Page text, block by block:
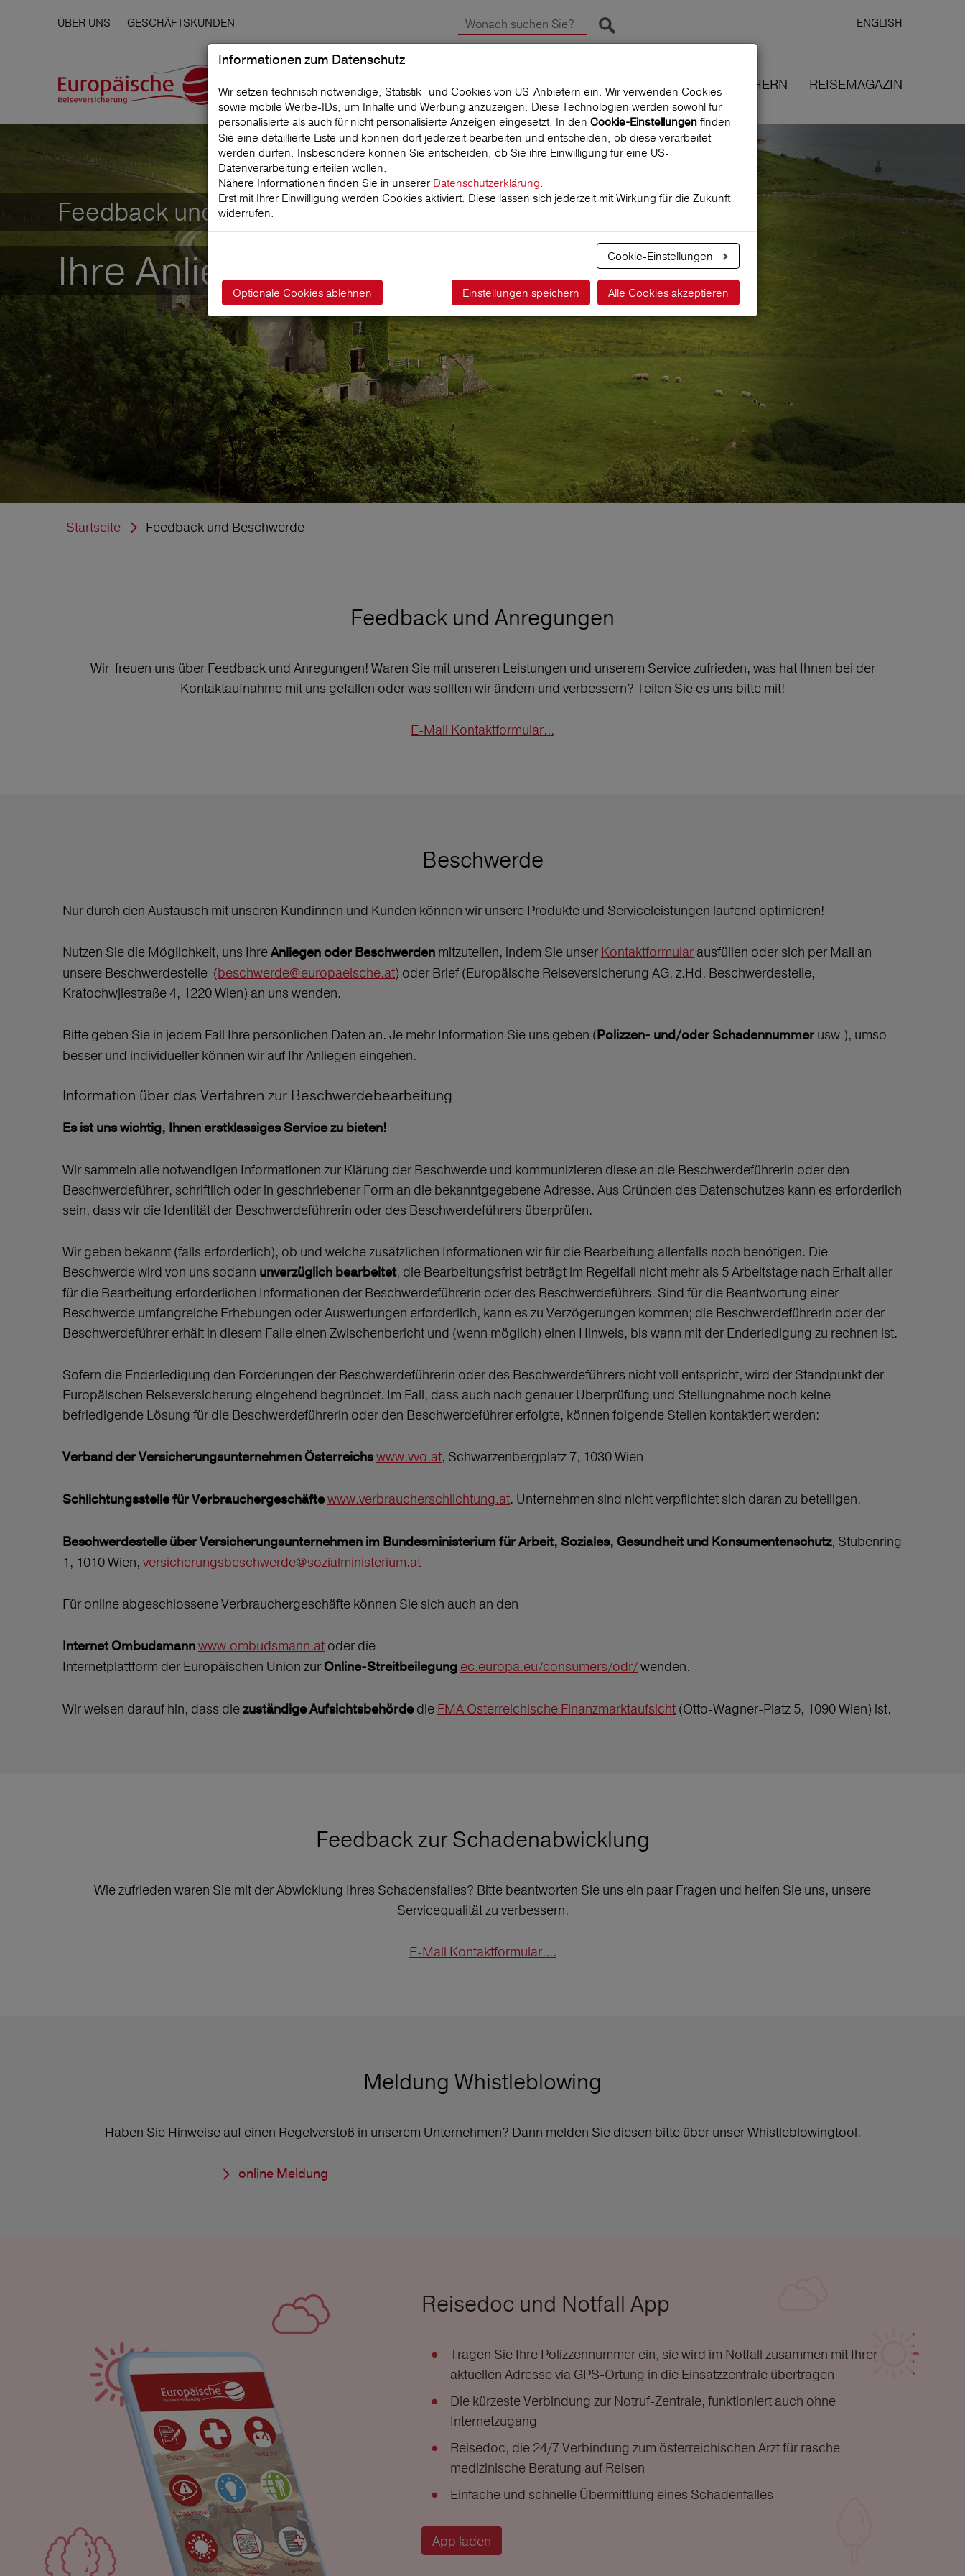
ÜBER UNS GESCHÄFTSKUNDEN
Suche starten
Ausgewählte
Sprache:
DEUTSCH
ENGLISH
SCHADEN MELDEN REISEVERSICHERUNGEN WIR VERSICHERN REISEMAGAZIN
Feedback und Beschwerde
Ihre Anliegen
Startseite Feedback und Beschwerde
Feedback und Anregungen
Wir freuen uns über Feedback und Anregungen! Waren Sie mit unseren Leistungen und unserem Service zufrieden, was hat Ihnen bei der
Kontaktaufnahme mit uns gefallen oder was sollten wir ändern und verbessern? Teilen Sie es uns bitte mit!
E-Mail Kontaktformular...
Beschwerde
Nur durch den Austausch mit unseren Kundinnen und Kunden können wir unsere Produkte und Serviceleistungen laufend optimieren!
Nutzen Sie die Möglichkeit, uns IhreAnliegen oder Beschwerden mitzuteilen, indem Sie unser Kontaktformular ausfüllen oder sich per Mail an
unsere Beschwerdestelle (beschwerde@europaeische.at) oder Brief (Europäische Reiseversicherung AG, z.Hd. Beschwerdestelle,
Kratochwjlestraße 4, 1220 Wien) an uns wenden.
Bitte geben Sie in jedem Fall Ihre persönlichen Daten an. Je mehr Information Sie uns geben (Polizzen- und/oder Schadennummer usw.), umso
besser und individueller können wir auf Ihr Anliegen eingehen.
Information über das Verfahren zur Beschwerdebearbeitung
Es ist uns wichtig, Ihnen erstklassiges Service zu bieten!
Wir sammeln alle notwendigen Informationen zur Klärung der Beschwerde und kommunizieren diese an die Beschwerdeführerin oder den
Beschwerdeführer, schriftlich oder in geschriebener Form an die bekanntgegebene Adresse. Aus Gründen des Datenschutzes kann es erforderlich
sein, dass wir die Identität der Beschwerdeführerin oder des Beschwerdeführers überprüfen.
Wir geben bekannt (falls erforderlich), ob und welche zusätzlichen Informationen wir für die Bearbeitung allenfalls noch benötigen. Die
Beschwerde wird von uns sodann unverzüglich bearbeitet, die Bearbeitungsfrist beträgt im Regelfall nicht mehr als 5 Arbeitstage nach Erhalt aller
für die Bearbeitung erforderlichen Informationen der Beschwerdeführerin oder des Beschwerdeführers. Sind für die Beantwortung einer
Beschwerde umfangreiche Erhebungen oder Auswertungen erforderlich, kann es zu Verzögerungen kommen; die Beschwerdeführerin oder der
Beschwerdeführer erhält in diesem Falle einen Zwischenbericht und (wenn möglich) einen Hinweis, bis wann mit der Enderledigung zu rechnen ist.
Sofern die Enderledigung den Forderungen der Beschwerdeführerin oder des Beschwerdeführers nicht voll entspricht, wird der Standpunkt der
Europäischen Reiseversicherung eingehend begründet. Im Fall, dass auch nach genauer Überprüfung und Stellungnahme noch keine
befriedigende Lösung für die Beschwerdeführerin oder den Beschwerdeführer erfolgte, können folgende Stellen kontaktiert werden:
Verband der Versicherungsunternehmen Österreichswww.vvo.at, Schwarzenbergplatz 7, 1030 Wien
Schlichtungsstelle für Verbrauchergeschäftewww.verbraucherschlichtung.at. Unternehmen sind nicht verpflichtet sich daran zu beteiligen.
Beschwerdestelle über Versicherungsunternehmen im Bundesministerium für Arbeit, Soziales, Gesundheit und Konsumentenschutz, Stubenring
1, 1010 Wien, versicherungsbeschwerde@sozialministerium.at
Für online abgeschlossene Verbrauchergeschäfte können Sie sich auch an den
Internet Ombudsmannwww.ombudsmann.at oder die
Internetplattform der Europäischen Union zur Online-Streitbeilegung ec.europa.eu/consumers/odr/wenden.
Wir weisen darauf hin, dass diezuständige Aufsichtsbehördedie FMA Österreichische Finanzmarktaufsicht (Otto-Wagner-Platz 5, 1090 Wien) ist.
Feedback zur Schadenabwicklung
Wie zufrieden waren Sie mit der Abwicklung Ihres Schadensfalles? Bitte beantworten Sie uns ein paar Fragen und helfen Sie uns, unsere
Servicequalität zu verbessern.
E-Mail Kontaktformular....
Meldung Whistleblowing
Haben Sie Hinweise auf einen Regelverstoß in unserem Unternehmen? Dann melden Sie diesen bitte über unser Whistleblowingtool.
online Meldung
Reisedoc und Notfall App
Tragen Sie Ihre Polizzennummer ein, sie wird im Notfall zusammen mit Ihrer
aktuellen Adresse via GPS-Ortung in die Einsatzzentrale übertragen
Die kürzeste Verbindung zur Notruf-Zentrale, funktioniert auch ohne
Internetzugang
Reisedoc, die 24/7 Verbindung zum österreichischen Arzt für rasche
medizinische Beratung auf Reisen
Einfache und schnelle Übermittlung eines Schadenfalles
App laden
Informationen zum Datenschutz
Wir setzen technisch notwendige, Statistik- und Cookies von US-Anbietern ein. Wir verwenden Cookies
sowie mobile Werbe‑IDs, um Inhalte und Werbung anzuzeigen. Diese Technologien werden sowohl für
personalisierte als auch für nicht personalisierte Anzeigen eingesetzt. In den Cookie-Einstellungen finden
Sie eine detaillierte Liste und können dort jederzeit bearbeiten und entscheiden, ob diese verarbeitet
werden dürfen. Insbesondere können Sie entscheiden, ob Sie ihre Einwilligung für eine US-
Datenverarbeitung erteilen wollen.
Nähere Informationen finden Sie in unserer Datenschutzerklärung.
Erst mit Ihrer Einwilligung werden Cookies aktiviert. Diese lassen sich jederzeit mit Wirkung für die Zukunft
widerrufen.
Cookie-Einstellungen
Alle Cookies akzeptieren
Optionale Cookies ablehnen Einstellungen speichern